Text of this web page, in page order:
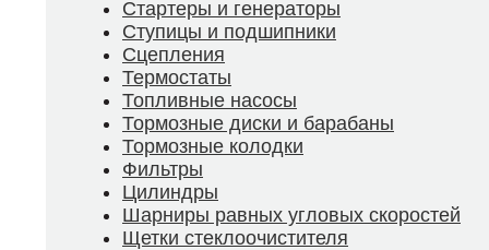
Стартеры и генераторы
Ступицы и подшипники
Сцепления
Термостаты
Топливные насосы
Тормозные диски и барабаны
Тормозные колодки
Фильтры
Цилиндры
Шарниры равных угловых скоростей
Щетки стеклоочистителя